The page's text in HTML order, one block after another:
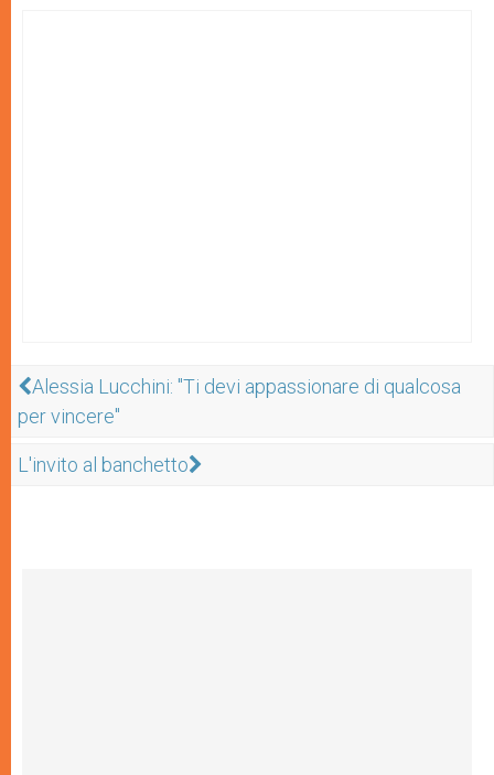
Alessia Lucchini: "Ti devi appassionare di qualcosa
per vincere"
L'invito al banchetto